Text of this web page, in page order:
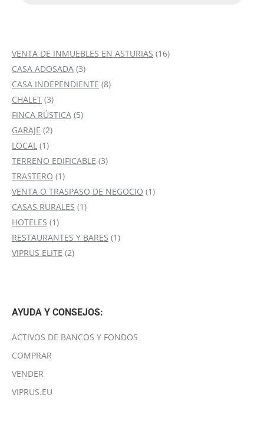
VENTA DE INMUEBLES EN ASTURIAS 1616
CASA ADOSADA 33
productos
CASA INDEPENDIENTE 88
CHALET 33
productos
FINCA RÚSTICA 55
GARAJE 22
LOCAL 11
producto
TERRENO EDIFICABLE 33
TRASTERO 11
producto
VENTA O TRASPASO DE NEGOCIO 11
CASAS RURALES 11
HOTELES 11
producto
RESTAURANTES Y BARES 11
VIPRUS ELITE 22
AYUDA Y CONSEJOS:
ACTIVOS DE BANCOS Y FONDOS
COMPRAR
VENDER
VIPRUS.EU